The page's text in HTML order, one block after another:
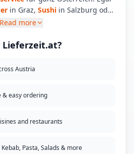
in Graz, Sushi in Salzburg oder
wenigen Klicks können Sie Ihr
Mit Lieferzeit.at finden Sie
Pizza, Burger, Sushi, Kebab,
Graz, Innsbruck oder
Read more
Lieferzeit.at?
Austria
& easy ordering
and restaurants
Kebab, Pasta, Salads & more